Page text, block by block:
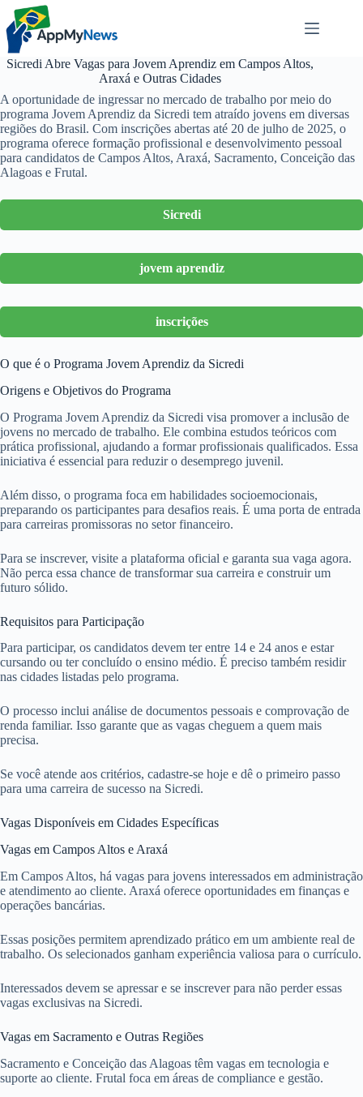
Pular
para
conteúdo
Sicredi Abre Vagas para Jovem Aprendiz em Campos Altos,
Araxá e Outras Cidades
A oportunidade de ingressar no mercado de trabalho por meio do
programa Jovem Aprendiz da Sicredi tem atraído jovens em diversas
regiões do Brasil. Com inscrições abertas até 20 de julho de 2025, o
programa oferece formação profissional e desenvolvimento pessoal
para candidatos de Campos Altos, Araxá, Sacramento, Conceição das
Alagoas e Frutal.
Sicredi
jovem aprendiz
inscrições
O que é o Programa Jovem Aprendiz da Sicredi
Origens e Objetivos do Programa
O Programa Jovem Aprendiz da Sicredi visa promover a inclusão de
jovens no mercado de trabalho. Ele combina estudos teóricos com
prática profissional, ajudando a formar profissionais qualificados. Essa
iniciativa é essencial para reduzir o desemprego juvenil.
Além disso, o programa foca em habilidades socioemocionais,
preparando os participantes para desafios reais. É uma porta de entrada
para carreiras promissoras no setor financeiro.
Para se inscrever, visite a plataforma oficial e garanta sua vaga agora.
Não perca essa chance de transformar sua carreira e construir um
futuro sólido.
Requisitos para Participação
Para participar, os candidatos devem ter entre 14 e 24 anos e estar
cursando ou ter concluído o ensino médio. É preciso também residir
nas cidades listadas pelo programa.
O processo inclui análise de documentos pessoais e comprovação de
renda familiar. Isso garante que as vagas cheguem a quem mais
precisa.
Se você atende aos critérios, cadastre-se hoje e dê o primeiro passo
para uma carreira de sucesso na Sicredi.
Vagas Disponíveis em Cidades Específicas
Vagas em Campos Altos e Araxá
Em Campos Altos, há vagas para jovens interessados em administração
e atendimento ao cliente. Araxá oferece oportunidades em finanças e
operações bancárias.
Essas posições permitem aprendizado prático em um ambiente real de
trabalho. Os selecionados ganham experiência valiosa para o currículo.
Interessados devem se apressar e se inscrever para não perder essas
vagas exclusivas na Sicredi.
Vagas em Sacramento e Outras Regiões
Sacramento e Conceição das Alagoas têm vagas em tecnologia e
suporte ao cliente. Frutal foca em áreas de compliance e gestão.